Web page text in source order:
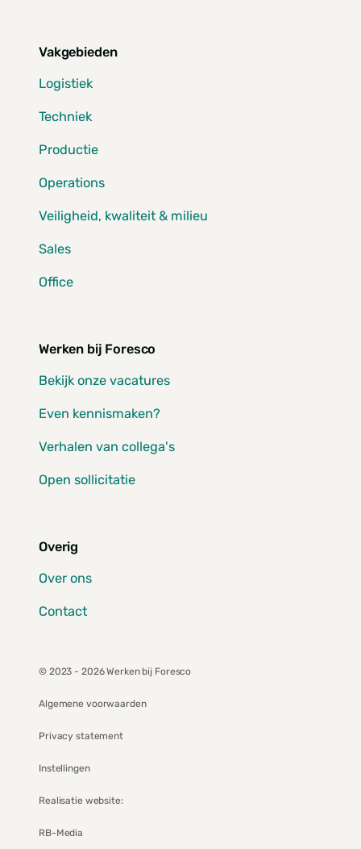
Vakgebieden
Logistiek
Techniek
Productie
Operations
Veiligheid, kwaliteit & milieu
Sales
Office
Werken bij Foresco
Bekijk onze vacatures
Even kennismaken?
Verhalen van collega's
Open sollicitatie
Overig
Over ons
Contact
© 2023 - 2026 Werken bij Foresco
Algemene voorwaarden
Privacy statement
Instellingen
Realisatie website:
RB-Media